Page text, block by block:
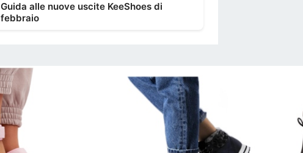
Guida alle nuove uscite KeeShoes di
febbraio